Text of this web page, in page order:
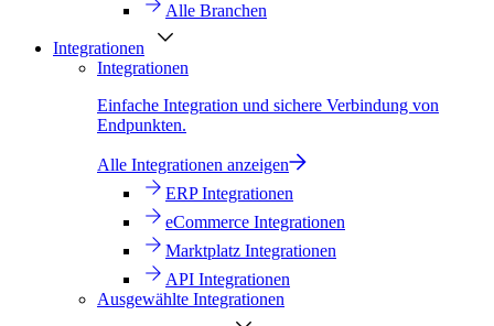
Alle Branchen
Integrationen
Integrationen
Einfache Integration und sichere Verbindung von
Endpunkten.
Alle Integrationen anzeigen
ERP Integrationen
eCommerce Integrationen
Marktplatz Integrationen
API Integrationen
Ausgewählte Integrationen